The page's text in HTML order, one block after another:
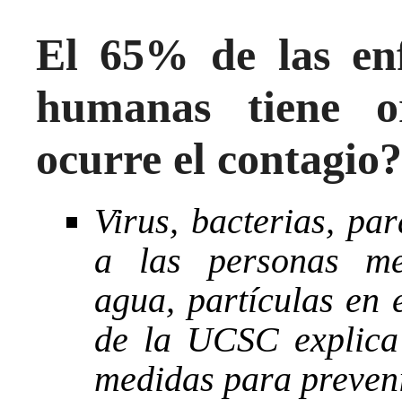
El 65% de las
humanas tiene
ocurre el contagio?
Virus, bacterias,
a las personas
agua, partículas en
de la UCSC
medidas para